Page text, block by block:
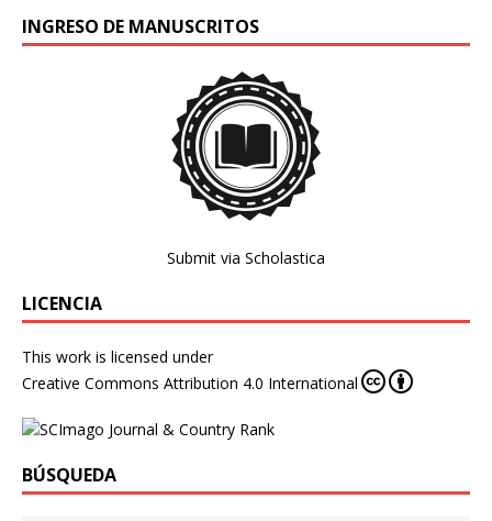
INGRESO DE MANUSCRITOS
Submit via Scholastica
LICENCIA
This work is licensed under
Creative Commons Attribution 4.0 International
BÚSQUEDA